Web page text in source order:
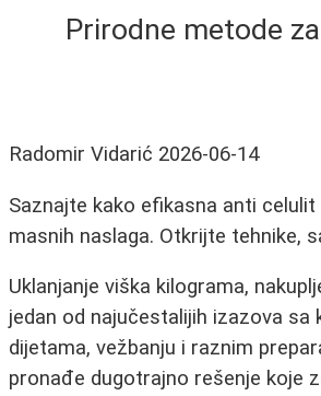
Prirodne metode
Radomir Vidarić 2026-06-14
Saznajte kako efikasna anti
masnih naslaga. Otkrijte tehnike,
Uklanjanje viška kilograma,
jedan od najučestalijih izazova
dijetama, vežbanju i raznim
pronađe dugotrajno rešenje koje